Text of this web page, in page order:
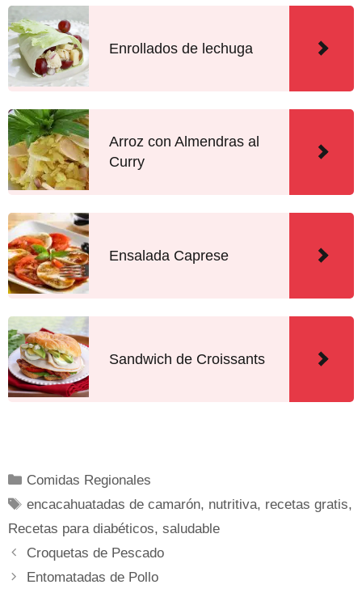
Enrollados de lechuga
Arroz con Almendras al
Curry
Ensalada Caprese
Sandwich de Croissants
Comidas Regionales
encacahuatadas de camarón, nutritiva, recetas gratis,
Recetas para diabéticos, saludable
Croquetas de Pescado
Entomatadas de Pollo